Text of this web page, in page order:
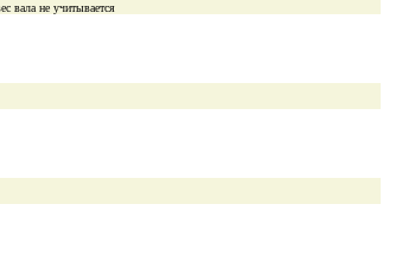
вала не учитывается